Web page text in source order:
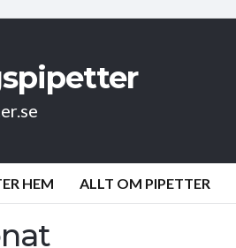
HEM ALLT OM PIPETTER